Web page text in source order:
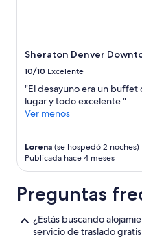
Sheraton Denver
10/10 Excelente
"El desayuno era un buffet
lugar y todo excelente "
Ver menos
Lorena (se hospedó 2 noches)
Publicada hace 4 meses
Preguntas
¿Estás buscando
servicio de traslado